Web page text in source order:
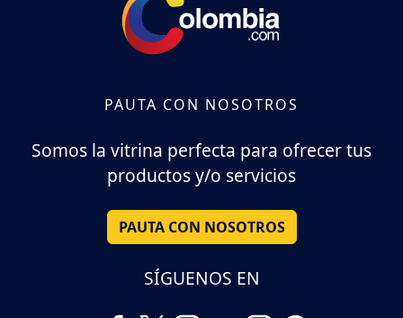
PAUTA CON NOSOTROS
Somos la vitrina perfecta para ofrecer tus
productos y/o servicios
PAUTA CON NOSOTROS
SÍGUENOS EN